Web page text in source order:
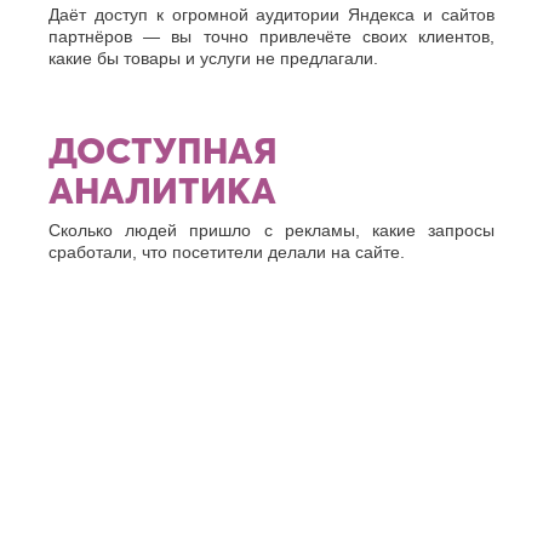
Даёт доступ к огромной аудитории Яндекса и сайтов
партнёров — вы точно привлечёте своих клиентов,
какие бы товары и услуги не предлагали.
ДОСТУПНАЯ
АНАЛИТИКА
Сколько людей пришло с рекламы, какие запросы
сработали, что посетители делали на сайте.